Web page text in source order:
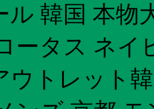
ル 韓国 本物
ータス ネイ
ウトレット